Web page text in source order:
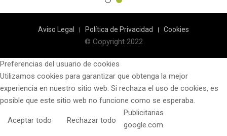
Aviso Legal Política de Privacidad Cookies
© Copyright 2022
Preferencias del usuario de cookies
Utilizamos cookies para garantizar que obtenga la mejor
experiencia en nuestro sitio web. Si rechaza el uso de cookies, es
posible que este sitio web no funcione como se esperaba.
Aceptar todo Rechazar todo
Publicitarias
google.com